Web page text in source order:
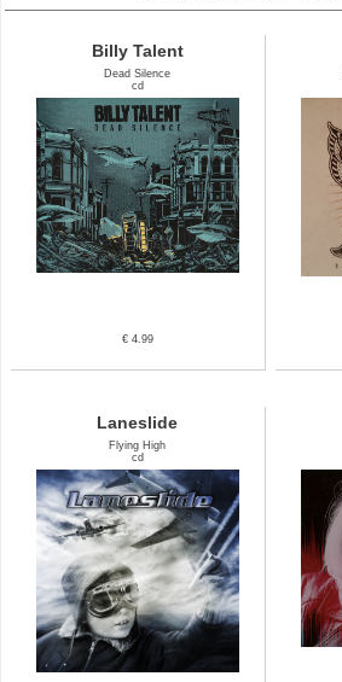
Billy Talent
Dead Silence
cd
€ 4.99
Laneslide
Flying High
cd